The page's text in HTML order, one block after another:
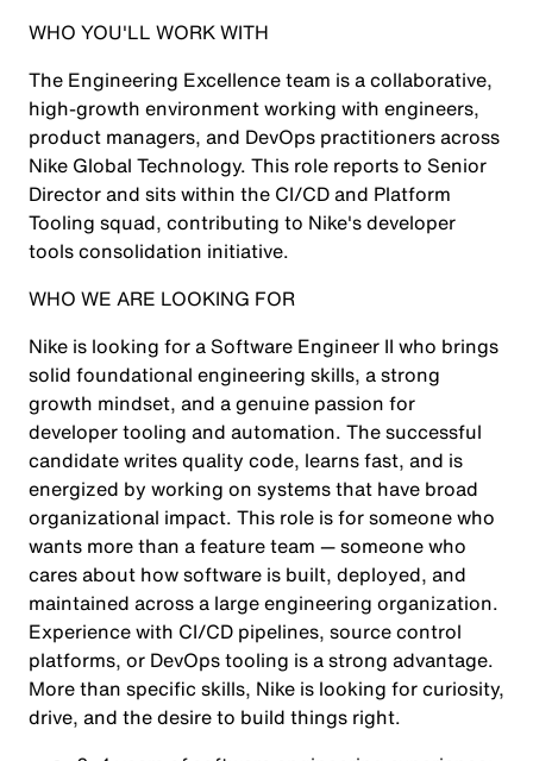
WHO YOU'LL WORK WITH
The Engineering Excellence team is a collaborative,
high-growth environment working with engineers,
product managers, and DevOps practitioners across
Nike Global Technology. This role reports to Senior
Director and sits within the CI/CD and Platform
Tooling squad, contributing to Nike's developer
tools consolidation initiative.
WHO WE ARE LOOKING FOR
Nike is looking for a Software Engineer II who brings
solid foundational engineering skills, a strong
growth mindset, and a genuine passion for
developer tooling and automation. The successful
candidate writes quality code, learns fast, and is
energized by working on systems that have broad
organizational impact. This role is for someone who
wants more than a feature team — someone who
cares about how software is built, deployed, and
maintained across a large engineering organization.
Experience with CI/CD pipelines, source control
platforms, or DevOps tooling is a strong advantage.
More than specific skills, Nike is looking for curiosity,
drive, and the desire to build things right.